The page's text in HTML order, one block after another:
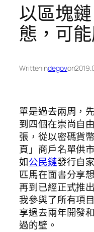
以區塊
態，可
Writtenindegovon
單是過去兩周，
到四個在崇尚自
張，從以密碼貨
頁」商戶名單供
如公民鏈發行自
匹馬在面書分享
再到已經正式推
我參與了所有項
享過去兩年開發
過的壁。